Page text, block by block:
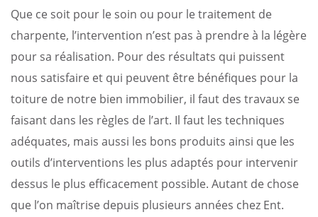
Que ce soit pour le soin ou pour le traitement de
charpente, l’intervention n’est pas à prendre à la légère
pour sa réalisation. Pour des résultats qui puissent
nous satisfaire et qui peuvent être bénéfiques pour la
toiture de notre bien immobilier, il faut des travaux se
faisant dans les règles de l’art. Il faut les techniques
adéquates, mais aussi les bons produits ainsi que les
outils d’interventions les plus adaptés pour intervenir
dessus le plus efficacement possible. Autant de chose
que l’on maîtrise depuis plusieurs années chez Ent.